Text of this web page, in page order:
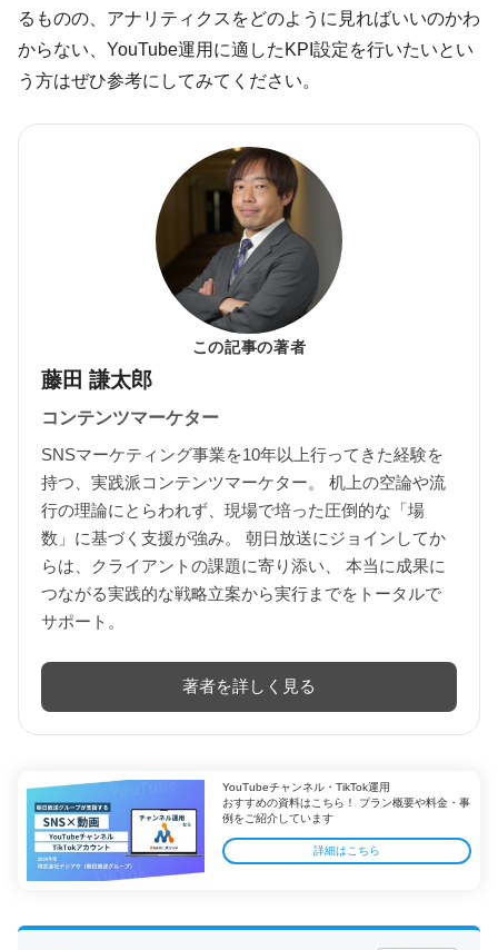
るものの、アナリティクスをどのように見ればいいのかわ
からない、YouTube運用に適したKPI設定を行いたいとい
う方はぜひ参考にしてみてください。
この記事の著者
藤田 謙太郎
コンテンツマーケター
SNSマーケティング事業を10年以上行ってきた経験を
持つ、実践派コンテンツマーケター。 机上の空論や流
行の理論にとらわれず、現場で培った圧倒的な「場
数」に基づく支援が強み。 朝日放送にジョインしてか
らは、クライアントの課題に寄り添い、 本当に成果に
つながる実践的な戦略立案から実行までをトータルで
サポート。
著者を詳しく見る
YouTubeチャンネル・TikTok運用
おすすめの資料はこちら！ プラン概要や料金・事
例をご紹介しています
詳細はこちら